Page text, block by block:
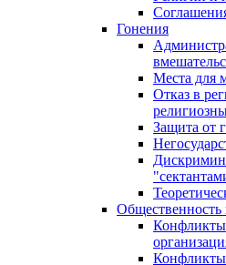
Гонения
Места для
Отказ в
Защита от
Конфликты
Конфликты